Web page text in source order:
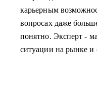
карьерным
вопросах даже
понятно. Эксперт -
ситуации на рынке и